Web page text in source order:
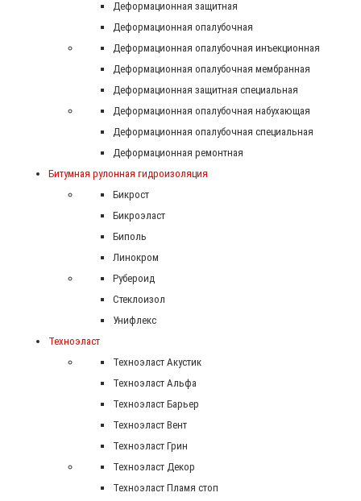
Деформационная защитная
Деформационная опалубочная
Деформационная опалубочная инъекционная
Деформационная опалубочная мембранная
Деформационная защитная специальная
Деформационная опалубочная набухающая
Деформационная опалубочная специальная
Деформационная ремонтная
Битумная рулонная гидроизоляция
Бикрост
Бикроэласт
Биполь
Линокром
Рубероид
Стеклоизол
Унифлекс
Техноэласт
Техноэласт Акустик
Техноэласт Альфа
Техноэласт Барьер
Техноэласт Вент
Техноэласт Грин
Техноэласт Декор
Техноэласт Пламя стоп